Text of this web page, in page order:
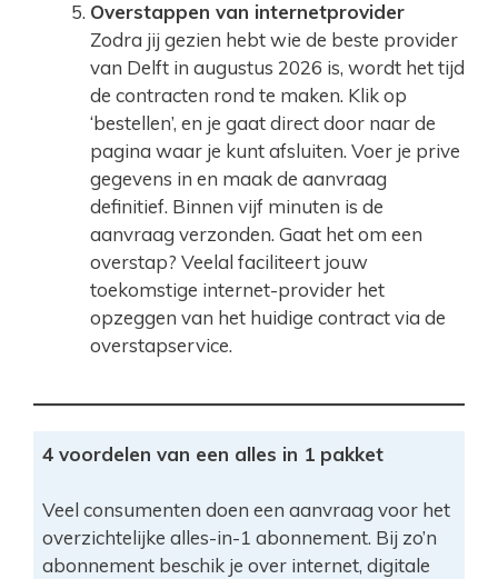
Overstappen van internetprovider
Zodra jij gezien hebt wie de beste provider
van Delft in augustus 2026 is, wordt het tijd
de contracten rond te maken. Klik op
‘bestellen’, en je gaat direct door naar de
pagina waar je kunt afsluiten. Voer je prive
gegevens in en maak de aanvraag
definitief. Binnen vijf minuten is de
aanvraag verzonden. Gaat het om een
overstap? Veelal faciliteert jouw
toekomstige internet-provider het
opzeggen van het huidige contract via de
overstapservice.
4 voordelen van een alles in 1 pakket
Veel consumenten doen een aanvraag voor het
overzichtelijke alles-in-1 abonnement. Bij zo’n
abonnement beschik je over internet, digitale